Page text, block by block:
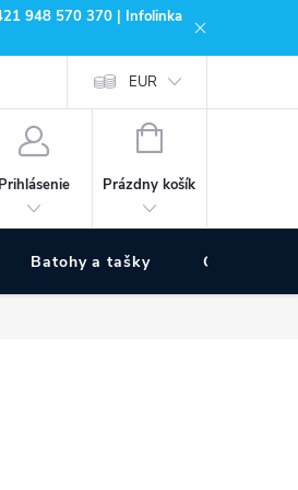
948 570 370 | Infolinka
EUR
Prihlásenie
NÁKUPNÝ
Prázdny košík
Batohy a tašky Outdoor